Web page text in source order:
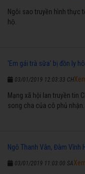
Ngôi sao truyền hình thực
hộ.
'Em gái trà sữa' bị đồn ly
03/01/2019 12:03:33 CH
Mạng xã hội lan truyền tin
song cha của cô phủ nhận.
Ngô Thanh Vân, Đàm Vĩnh
03/01/2019 11:03:00 SA